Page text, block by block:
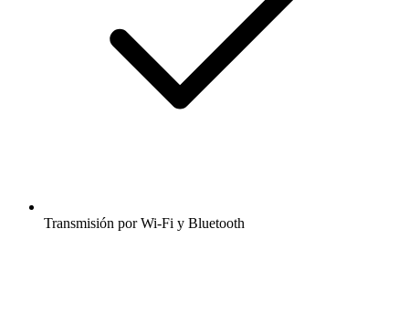
Transmisión por Wi-Fi y Bluetooth